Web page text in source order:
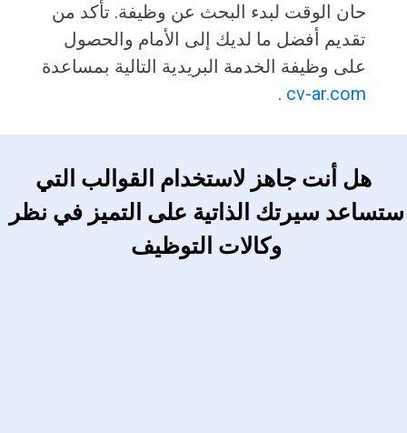
حان الوقت لبدء البحث عن وظيفة. تأكد من
تقديم أفضل ما لديك إلى الأمام والحصول
على وظيفة الخدمة البريدية التالية بمساعدة
cv-ar.com
.
هل أنت جاهز لاستخدام القوالب التي
ستساعد سيرتك الذاتية على التميز في نظر
وكالات التوظيف